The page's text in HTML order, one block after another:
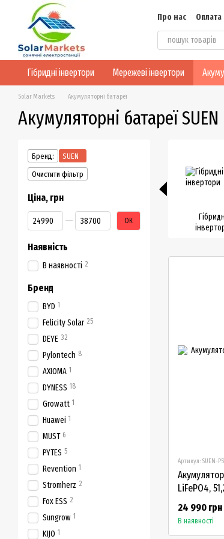
Перейти до основного контенту
Про нас Оплата
Блог
Гібридні інвертори Мережеві інвертори
Solar Markets Акумуляторні батареї
Акумуляторні батареї SUEN
Артикул: SUEN-
Акумулятор
LiFePO4,
24 990 грн
В наявності
Бренд:
SUEN
Очистити фільтр
Ціна, грн
Від Ціна, грн
До Ціна, грн ОК
Наявність
В наявності 2
Бренд
BYD 1
Felicity Solar 25
DEYE 32
Pylontech 8
AXIOMA 1
DYNESS 18
Growatt 1
Huawei 1
MUST 6
PYTES 5
Revention 1
Stromherz 2
Fox ESS 2
Sungrow 1
KIJO 1